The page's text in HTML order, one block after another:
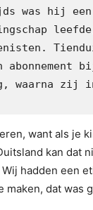
was hij een
waarna zij
want als je
kan dat
hadden een
dat was